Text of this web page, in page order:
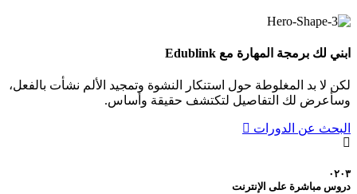
ابني لك برمجة المهارة مع Edublink
لكن لا بد المغلوطة حول استنكار النشوة وتمجيد الألم نشأت بالفعل،
وسأعرض لك التفاصيل لتكتشف حقيقة وأساس.
البحث عن الدورات
٠٢٠٣
دروس مباشرة على الإنترنت